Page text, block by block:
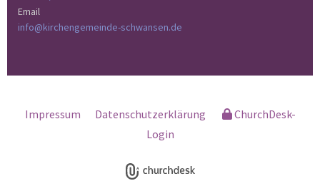
Email
info@kirchengemeinde-schwansen.de
Impressum Datenschutzerklärung
ChurchDesk-
Login